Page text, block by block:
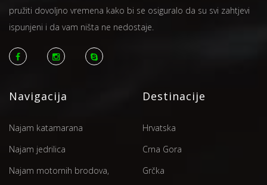
pružiti dovoljno vremena kako bi se osiguralo da su svi zahtjevi
ispunjeni i da vam ništa ne nedostaje.
Navigacija
Najam katamarana
Najam jedrilica
Najam motornih brodova,
Destinacije
Hrvatska
Crna Gora
Grčka